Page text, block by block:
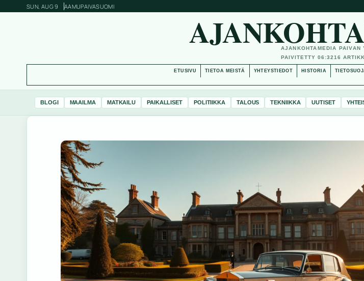
SUN, AUG 9 AAMUPAIVASUOMI
AJANKOHTAMEDIA PAIVAN
PAIVITETTY 06:3216
ETUSIVU TIETOA MEISTÄ YHTEYSTIEDOT HISTORIA
BLOGI MAAILMA MATKAILU PAIKALLISET POLITIIKKA TALOUS TEKNIIKKA UUTISET